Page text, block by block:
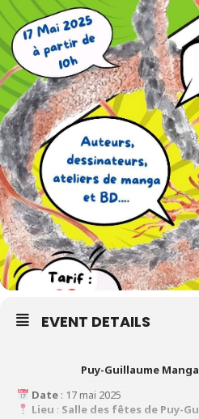
EVENT DETAILS
Puy-Guillaume
Date: 17 mai 2025
Lieu : Salle des fêtes de Puy-